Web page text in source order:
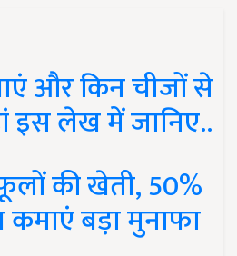
और किन चीजों से
इस लेख में जानिए..
की खेती, 50%
बड़ा मुनाफा